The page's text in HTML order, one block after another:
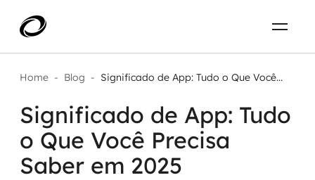
O que resolvemos
Aplicar IA com impacto real
Projetos
PT-BR
ENTRE EM CONTATO
Home - Blog - Significado de App: Tudo o Que Você...
Significado de App: Tudo
o Que Você Precisa
Saber em 2025